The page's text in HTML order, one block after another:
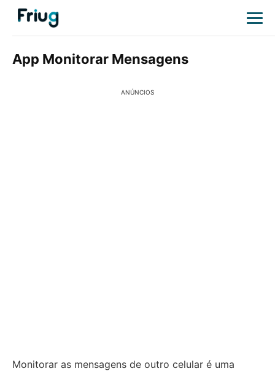
App Monitorar Mensagens
ANÚNCIOS
Monitorar as mensagens de outro celular é uma